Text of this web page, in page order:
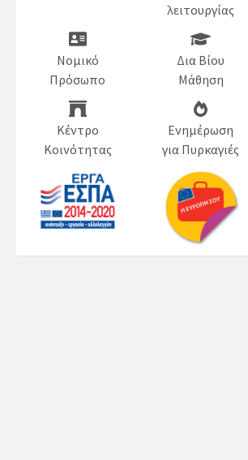
λειτουργίας
Νομικό
Πρόσωπο
Δια Βίου
Μάθηση
Κέντρο
Κοινότητας
Ενημέρωση
για Πυρκαγιές